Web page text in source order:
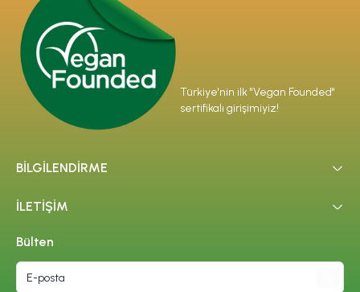
Türkiye'nin ilk "Vegan Founded"
sertifikalı girişimiyiz!
BİLGİLENDİRME
İLETİŞİM
Bülten